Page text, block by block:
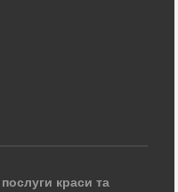
краси та